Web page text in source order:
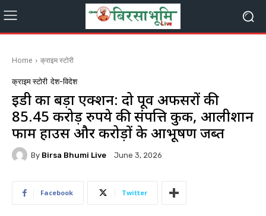
Home क्राइम स्टोरी
क्राइम स्टोरी देश-विदेश
ईडी का बड़ा एक्शन: दो पूर्व अफसरों की
85.45 करोड़ रुपये की संपत्ति कुर्क, आलीशान
फार्म हाउस और करोड़ों के आभूषण जब्त
By Birsa Bhumi Live June 3, 2026
Facebook Twitter